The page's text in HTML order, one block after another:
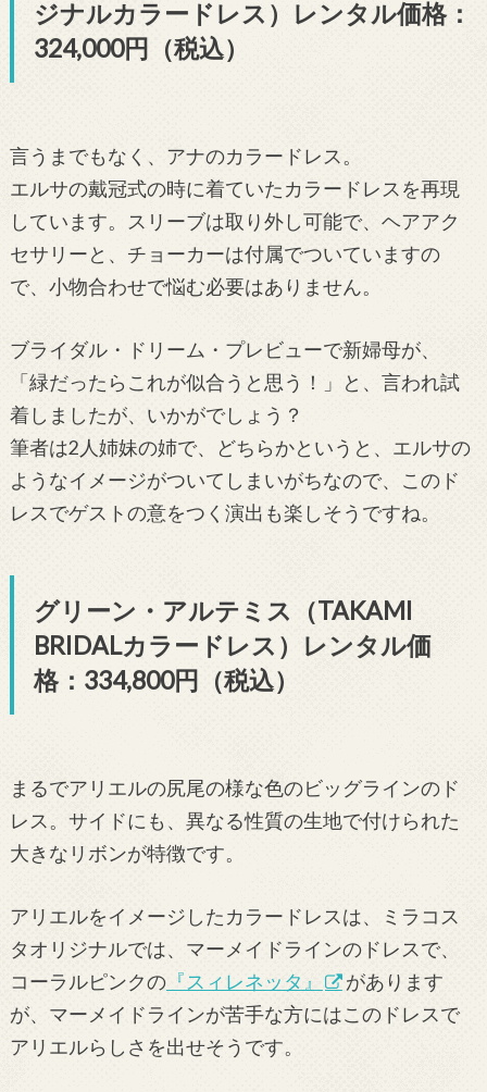
ジナルカラードレス）レンタル価格：
324,000円（税込）
言うまでもなく、アナのカラードレス。
エルサの戴冠式の時に着ていたカラードレスを再現
しています。スリーブは取り外し可能で、ヘアアク
セサリーと、チョーカーは付属でついていますの
で、小物合わせで悩む必要はありません。
ブライダル・ドリーム・プレビューで新婦母が、
「緑だったらこれが似合うと思う！」と、言われ試
着しましたが、いかがでしょう？
筆者は2人姉妹の姉で、どちらかというと、エルサの
ようなイメージがついてしまいがちなので、このド
レスでゲストの意をつく演出も楽しそうですね。
グリーン・アルテミス（TAKAMI
BRIDALカラードレス）レンタル価
格：334,800円（税込）
まるでアリエルの尻尾の様な色のビッグラインのド
レス。サイドにも、異なる性質の生地で付けられた
大きなリボンが特徴です。
アリエルをイメージしたカラードレスは、ミラコス
タオリジナルでは、マーメイドラインのドレスで、
コーラルピンクの『スィレネッタ』
があります
が、マーメイドラインが苦手な方にはこのドレスで
アリエルらしさを出せそうです。